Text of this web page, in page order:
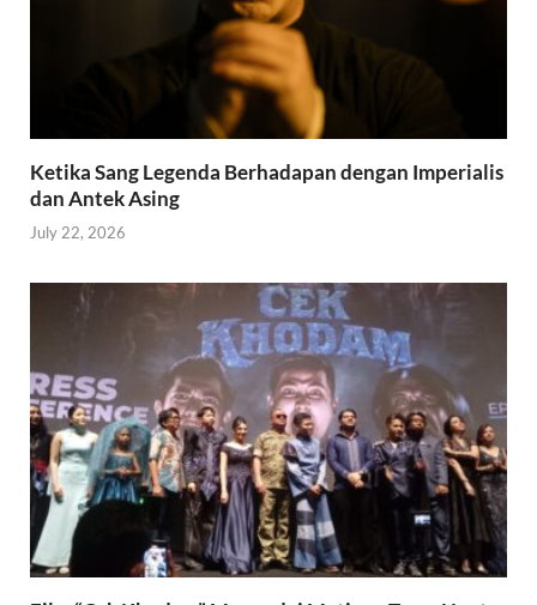
Ketika Sang Legenda Berhadapan dengan Imperialis
dan Antek Asing
July 22, 2026